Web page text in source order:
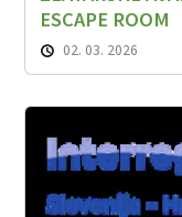
ESCAPE ROOM
02. 03. 2026